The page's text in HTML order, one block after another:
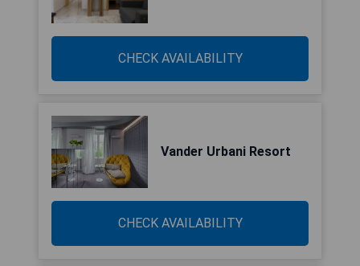
CHECK AVAILABILITY
Vander Urbani Resort
CHECK AVAILABILITY